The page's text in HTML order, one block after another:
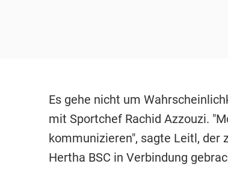
Es gehe nicht um
mit Sportchef Rachid Azzouzi.
kommunizieren", sagte Leitl, der
Hertha BSC in Verbindung